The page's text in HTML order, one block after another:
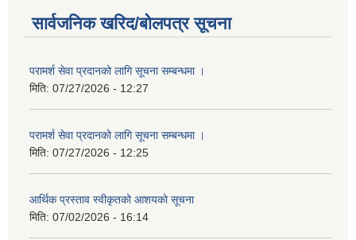
सार्वजनिक खरिद/बोलपत्र सूचना
परामर्श सेवा प्रदानको लागि सूचना सम्बन्धमा ।
मिति: 07/27/2026 - 12:27
परामर्श सेवा प्रदानको लागि सूचना सम्बन्धमा ।
मिति: 07/27/2026 - 12:25
आर्थिक प्रस्ताव स्वीकृतको आशयको सूचना
मिति: 07/02/2026 - 16:14